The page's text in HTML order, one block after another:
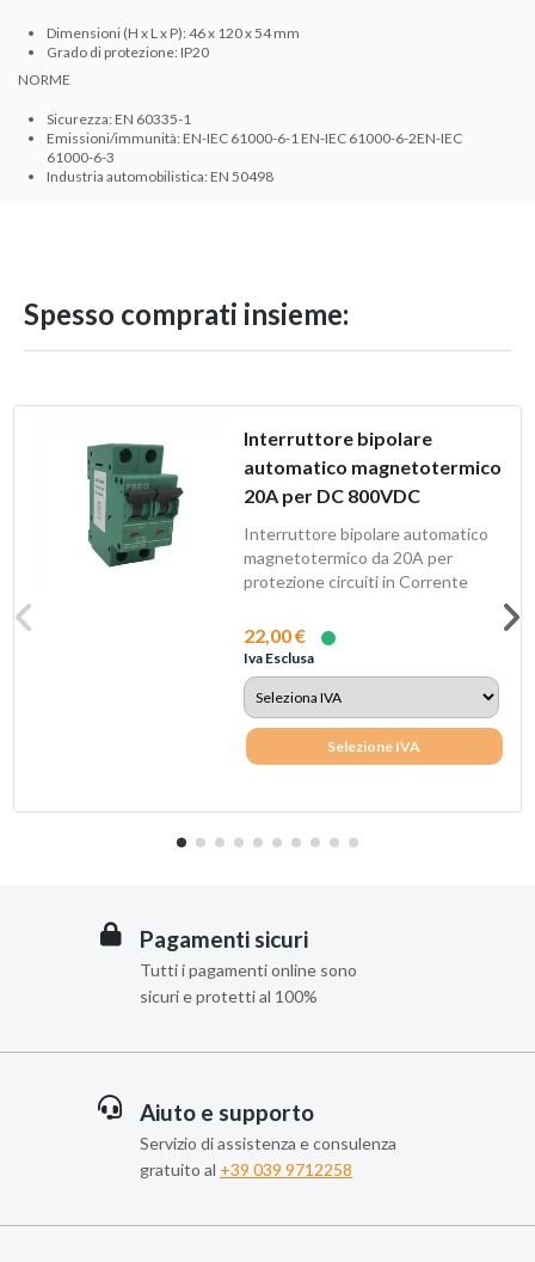
Dimensioni (H x L x P): 46 x 120 x 54 mm
Grado di protezione: IP20
NORME
Sicurezza: EN 60335-1
Emissioni/immunità: EN-IEC 61000-6-1 EN-IEC 61000-6-2EN-IEC
61000-6-3
Industria automobilistica: EN 50498
Spesso comprati insieme:
Interruttore bipolare
automatico magnetotermico
20A per DC 800VDC
Interruttore bipolare automatico
magnetotermico da 20A per
protezione circuiti in Corrente
22,00 €
Iva Esclusa
Selezione IVA
Pagamenti sicuri
Tutti i pagamenti online sono
sicuri e protetti al 100%
Aiuto e supporto
Servizio di assistenza e consulenza
gratuito al +39 039 9712258